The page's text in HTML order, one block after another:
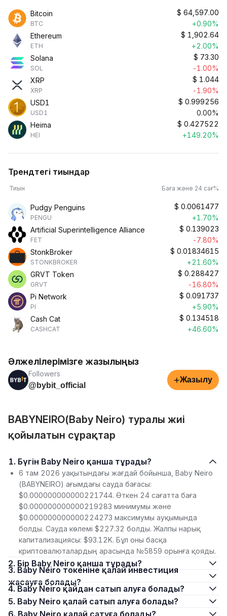
Bitcoin
BTC
$ 64,597.00
+0.90%
Ethereum
ETH
$ 1,902.64
+2.00%
Solana
SOL
$ 73.30
-1.00%
XRP
XRP
$ 1.044
-1.90%
USD1
USD1
$ 0.999256
0.00%
Heima
HEI
$ 0.427522
+149.20%
Трендтегі тиындар
Тиын Баға және 24 сағ%
Pudgy Penguins
PENGU
$ 0.0061477
+1.70%
Artificial Superintelligence Alliance
FET
$ 0.139023
-7.80%
StonkBroker
STONKBROKER
$ 0.01834615
+21.60%
GRVT Token
GRVT
$ 0.288427
-16.80%
Pi Network
PI
$ 0.091737
+5.90%
Cash Cat
CASHCAT
$ 0.134518
+46.60%
Әлжелілерімізге жазылыңыз
Followers
@bybit_official
+Жазылу
BABYNEIRO(Baby Neiro) туралы жиі
қойылатын сұрақтар
1. Бүгін Baby Neiro қанша тұрады?
6 там 2026 уақытындағы жағдай бойынша, Baby Neiro
(BABYNEIRO) ағымдағы сауда бағасы:
$0.000000000000221744. Өткен 24 сағатта баға
$0.000000000000219283 минимумы және
$0.000000000000224273 максимумы ауқымында
болды. Сауда көлемі $227.32 болды. Жалпы нарық
капитализациясы: $93.12K. Бұл оны басқа
криптовалюталардың арасында №5859 орынға қояды.
2. Бір Baby Neiro қанша тұрады?
3. Baby Neiro токеніне қалай инвестиция
жасауға болады?
4. Baby Neiro қайдан сатып алуға болады?
5. Baby Neiro қалай сатып алуға болады?
6. Baby Neiro қалай сатуға болады?